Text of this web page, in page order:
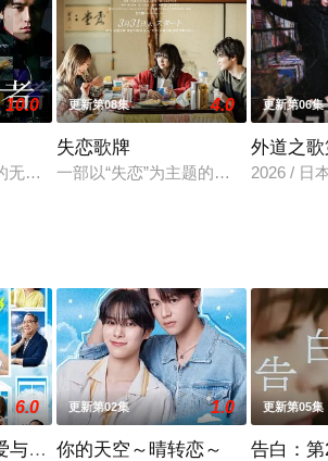
10.0
无差别杀人案。唯一幸存的青年修司（水
更新第08集 4.0
失恋歌牌
一部以“失恋”为主题的单元剧，细腻
更新第06集
外道之
2026 / 日
6.0
与风暴
更新第02集 1.0
你的天空～晴转恋～
更新第05集
告白：